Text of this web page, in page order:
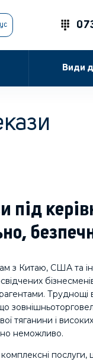
Види
під
з Китаю, США та
тяганини і високих
неможливо.